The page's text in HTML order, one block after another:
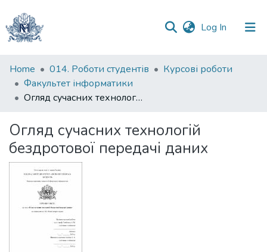
Log In (current)
Communities
&
Collections
Statistics
Home 014. Роботи студентів
Курсові роботи
Факультет інформатики
Огляд сучасних технологій бездротової передачі даних
Огляд сучасних технологій
бездротової передачі даних